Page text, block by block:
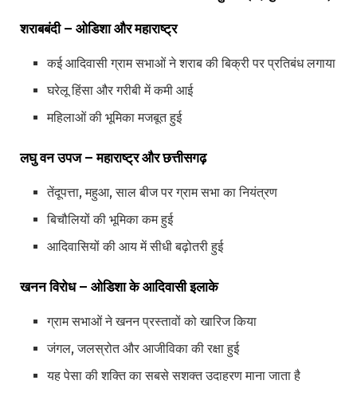
शराबबंदी – ओडिशाऔरमहाराष्ट्र
कई आदिवासी ग्राम सभाओं ने शराब की बिक्री पर प्रतिबंध लगाया
घरेलू हिंसा और गरीबी में कमी आई
महिलाओं की भूमिका मजबूत हुई
लघुवनउपज –महाराष्ट्रऔरछत्तीसगढ़
तेंदूपत्ता, महुआ, साल बीज पर ग्राम सभा का नियंत्रण
बिचौलियों की भूमिका कम हुई
आदिवासियों की आय में सीधी बढ़ोतरी हुई
खननविरोध – ओडिशाकेआदिवासीइलाके
ग्राम सभाओं ने खनन प्रस्तावों को खारिज किया
जंगल, जलस्रोत और आजीविका की रक्षा हुई
यह पेसा की शक्ति का सबसे सशक्त उदाहरण माना जाता है